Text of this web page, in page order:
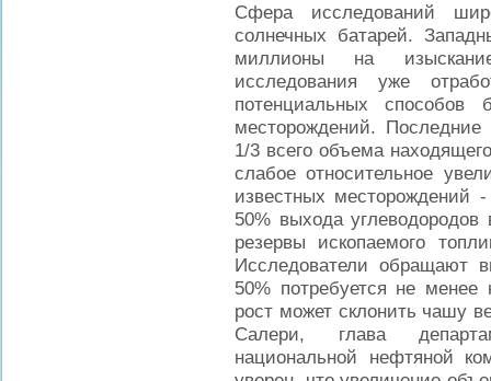
Сфера исследований
солнечных батарей.
миллионы на
исследования уже
потенциальных
месторождений.
1/3 всего объема
слабое относительное
известных месторождений
50% выхода
резервы ископаемого
Исследователи обращают
50% потребуется не
рост может склонить чашу
Салери, глава
национальной нефтяной